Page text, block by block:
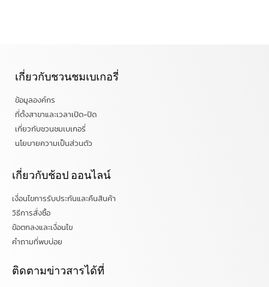
เกี่ยวกับชวนชมเบเกอรี่
ข้อมูลองค์กร
ที่ตั้งสาขาและเวลาเปิด-ปิด
เกี่ยวกับชวนชมเบเกอรี่
นโยบายความเป็นส่วนตัว
เกี่ยวกับช้อป ออนไลน์
เงื่อนไขการรับประกันและคืนสินค้า
วิธีการสั่งซื้อ
ข้อตกลงและเงื่อนไข
คำถามที่พบบ่อย
ติดตามข่าวสารได้ที่